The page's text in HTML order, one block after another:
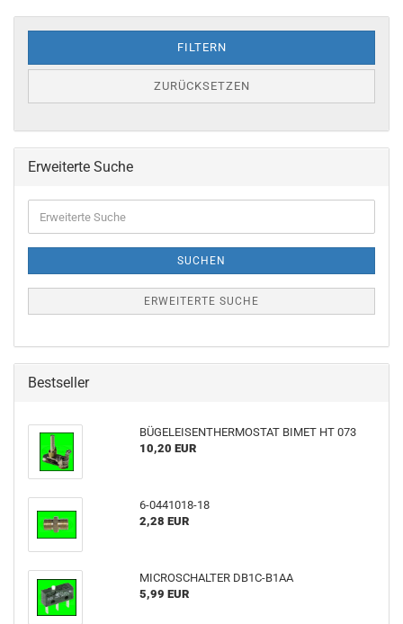
FILTERN
ZURÜCKSETZEN
Erweiterte Suche
Suche
SUCHEN
ERWEITERTE SUCHE
Bestseller
BÜGELEISENTHERMOSTAT BIMET HT 073
10,20 EUR
6-0441018-18
2,28 EUR
MICROSCHALTER DB1C-B1AA
5,99 EUR